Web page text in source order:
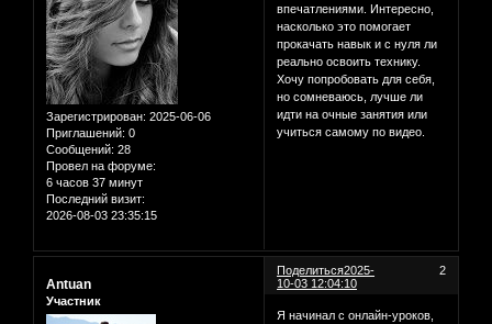
Зарегистрирован: 2025-06-06
Приглашений: 0
Сообщений: 28
Провел на форуме:
6 часов 37 минут
Последний визит:
2026-08-03 23:35:15
впечатлениями. Интересно,
насколько это помогает
прокачать навык и с нуля ли
реально освоить технику.
Хочу попробовать для себя,
но сомневаюсь, лучше ли
идти на очные занятия или
учиться самому по видео.
Поделиться 2
2025-
10-03 12:04:10
Antuan
Участник
Я начинал с онлайн-уроков,